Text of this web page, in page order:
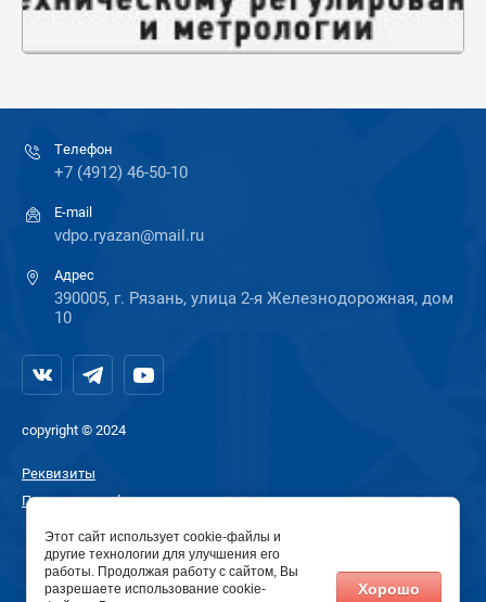
copyright © 2024
Реквизиты
Политика конфиденциальности
Телефон
+7 (4912) 46-50-10
E-mail
vdpo.ryazan@mail.ru
Адрес
390005, г. Рязань, улица 2-я Железнодорожная, дом
10
Этот сайт использует cookie-файлы и
другие технологии для улучшения его
работы. Продолжая работу с сайтом, Вы
разрешаете использование cookie-
Хорошо